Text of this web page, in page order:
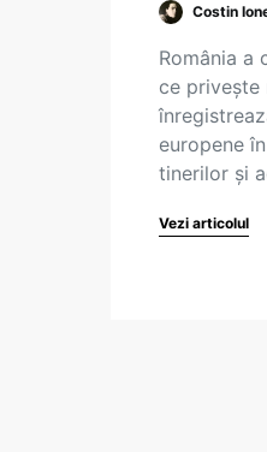
Costin
România a
ce privește
europene
tinerilor și
Vezi articolul